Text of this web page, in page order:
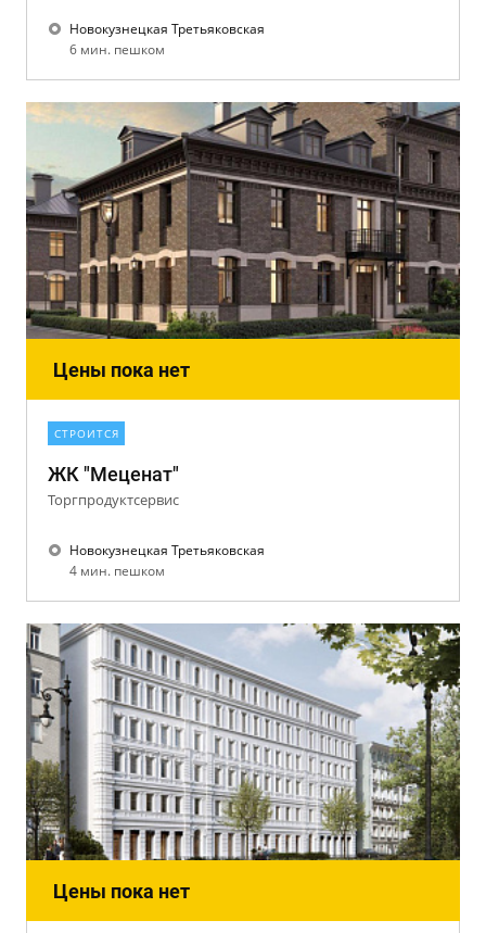
Новокузнецкая Третьяковская
6 мин. пешком
Цены пока нет
СТРОИТСЯ
ЖК "Меценат"
Торгпродуктсервис
Новокузнецкая Третьяковская
4 мин. пешком
Цены пока нет